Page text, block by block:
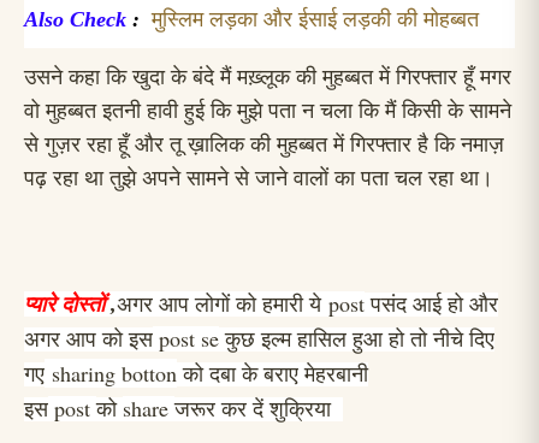
Also Check : मुस्लिम लड़का और ईसाई लड़की की मोहब्बत
उसने कहा कि खुदा के बंदे मैं मख़्लूक की मुहब्बत में गिरफ्तार हूँ मगर
वो मुहब्बत इतनी हावी हुई कि मुझे पता न चला कि मैं किसी के सामने
से गुज़र रहा हूँ और तू ख़ालिक की मुहब्बत में गिरफ्तार है कि नमाज़
पढ़ रहा था तुझे अपने सामने से जाने वालों का पता चल रहा था।
प्यारे दोस्तों ,अगर आप लोगों को हमारी ये post पसंद आई हो और
अगर आप को इस post se कुछ इल्म हासिल हुआ हो तो नीचे दिए
गए sharing botton को दबा के बराए मेहरबानी
इस post को share जरूर कर दें शुक्रिया